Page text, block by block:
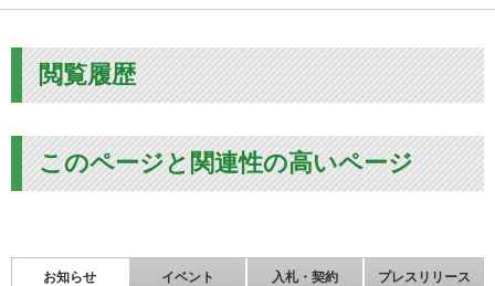
閲覧履歴
このページと関連性の高いページ
お知らせ イベント 入札・契約 プレスリリース